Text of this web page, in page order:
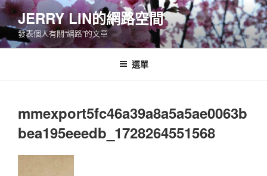
跳
至
主
要
JERRY LIN的網路空間
發表個人有關“網路”的文章
選單
mmexport5fc46a39a8a5a5ae0063b
bea195eeedb_1728264551568